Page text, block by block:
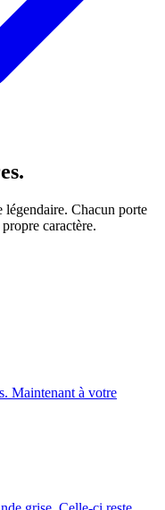
légendaire. Chacun porte
caractère.
Maintenant à votre